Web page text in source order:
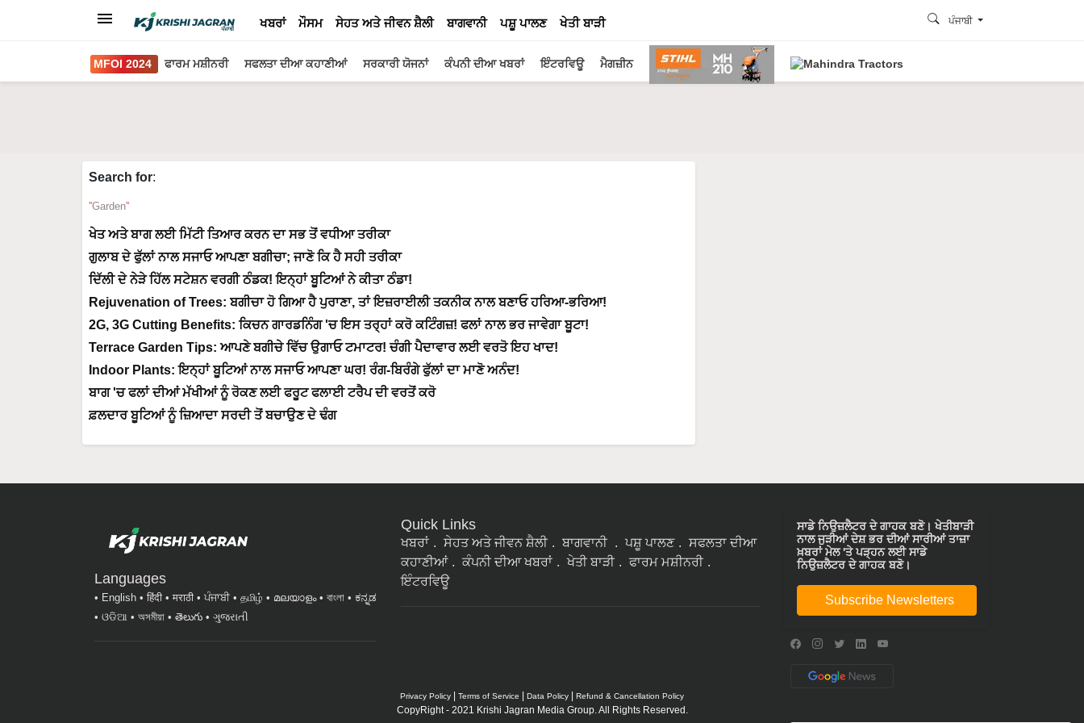
ਖਬਰਾਂ ਮੌਸਮ ਸੇਹਤ ਅਤੇ ਜੀਵਨ ਸ਼ੈਲੀ ਬਾਗਵਾਨੀ ਪਸ਼ੂ ਪਾਲਣ ਖੇਤੀ ਬਾੜੀ ਪੰਜਾਬੀ
MFOI 2024 ਫਾਰਮ ਮਸ਼ੀਨਰੀ ਸਫਲਤਾ ਦੀਆ ਕਹਾਣੀਆਂ ਸਰਕਾਰੀ ਯੋਜਨਾਂ ਕੰਪਨੀ ਦੀਆ ਖਬਰਾਂ ਇੰਟਰਵਿਊ ਮੈਗਜ਼ੀਨ
Search for:
Garden
ਖੇਤ ਅਤੇ ਬਾਗ ਲਈ ਮਿੱਟੀ ਤਿਆਰ ਕਰਨ ਦਾ ਸਭ ਤੋਂ ਵਧੀਆ ਤਰੀਕਾ
ਗੁਲਾਬ ਦੇ ਫੁੱਲਾਂ ਨਾਲ ਸਜਾਓ ਆਪਣਾ ਬਗੀਚਾ; ਜਾਣੋ ਕਿ ਹੈ ਸਹੀ ਤਰੀਕਾ
ਦਿੱਲੀ ਦੇ ਨੇੜੇ ਹਿੱਲ ਸਟੇਸ਼ਨ ਵਰਗੀ ਠੰਡਕ! ਇਨ੍ਹਾਂ ਬੂਟਿਆਂ ਨੇ ਕੀਤਾ ਠੰਡਾ!
Rejuvenation of Trees: ਬਗੀਚਾ ਹੋ ਗਿਆ ਹੈ ਪੁਰਾਣਾ, ਤਾਂ ਇਜ਼ਰਾਈਲੀ ਤਕਨੀਕ ਨਾਲ ਬਣਾਓ ਹਰਿਆ-ਭਰਿਆ!
2G, 3G Cutting Benefits: ਕਿਚਨ ਗਾਰਡਨਿੰਗ 'ਚ ਇਸ ਤਰ੍ਹਾਂ ਕਰੋ ਕਟਿੰਗਜ਼! ਫਲਾਂ ਨਾਲ ਭਰ ਜਾਵੇਗਾ ਬੂਟਾ!
Terrace Garden Tips: ਆਪਣੇ ਬਗੀਚੇ ਵਿੱਚ ਉਗਾਓ ਟਮਾਟਰ! ਚੰਗੀ ਪੈਦਾਵਾਰ ਲਈ ਵਰਤੋ ਇਹ ਖਾਦ!
Indoor Plants: ਇਨ੍ਹਾਂ ਬੂਟਿਆਂ ਨਾਲ ਸਜਾਓ ਆਪਣਾ ਘਰ! ਰੰਗ-ਬਿਰੰਗੇ ਫੁੱਲਾਂ ਦਾ ਮਾਣੋ ਅਨੰਦ!
ਬਾਗ 'ਚ ਫਲਾਂ ਦੀਆਂ ਮੱਖੀਆਂ ਨੂੰ ਰੋਕਣ ਲਈ ਫਰੂਟ ਫਲਾਈ ਟਰੈਪ ਦੀ ਵਰਤੋਂ ਕਰੋ
ਫ਼ਲਦਾਰ ਬੂਟਿਆਂ ਨੂੰ ਜ਼ਿਆਦਾ ਸਰਦੀ ਤੋਂ ਬਚਾਉਣ ਦੇ ਢੰਗ
Languages
English हिंदी मराठी ਪੰਜਾਬੀ தமிழ் മലയാളം বাংলা
ಕನ್ನಡ
ଓଡିଆ
অসমীয়া తెలుగు ગુજરાતી
Quick Links
ਖਬਰਾਂ ਸੇਹਤ ਅਤੇ ਜੀਵਨ ਸ਼ੈਲੀ ਬਾਗਵਾਨੀ ਪਸ਼ੂ ਪਾਲਣ
ਸਫਲਤਾ ਦੀਆ
ਕਹਾਣੀਆਂ
ਕੰਪਨੀ ਦੀਆ ਖਬਰਾਂ ਖੇਤੀ ਬਾੜੀ
ਫਾਰਮ ਮਸ਼ੀਨਰੀ
ਇੰਟਰਵਿਊ
ਸਾਡੇ ਨਿਉਜ਼ਲੈਟਰ ਦੇ ਗਾਹਕ ਬਣੋ। ਖੇਤੀਬਾੜੀ
ਨਾਲ ਜੁੜੀਆਂ ਦੇਸ਼ ਭਰ ਦੀਆਂ ਸਾਰੀਆਂ ਤਾਜ਼ਾ
ਖ਼ਬਰਾਂ ਮੇਲ 'ਤੇ ਪੜ੍ਹਨ ਲਈ ਸਾਡੇ
ਨਿਉਜ਼ਲੈਟਰ ਦੇ ਗਾਹਕ ਬਣੋ।
Subscribe Newsletters
Privacy Policy Terms of Service Data Policy Refund & Cancellation Policy
CopyRight - 2021 Krishi Jagran Media Group. All Rights Reserved.